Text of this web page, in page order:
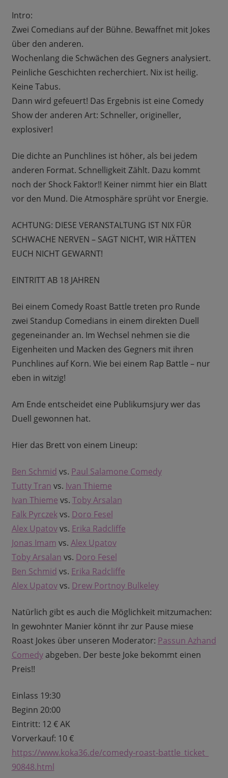
Intro:
Zwei Comedians auf der Bühne. Bewaffnet mit Jokes
über den anderen.
Wochenlang die Schwächen des Gegners analysiert.
Peinliche Geschichten recherchiert. Nix ist heilig.
Keine Tabus.
Dann wird gefeuert! Das Ergebnis ist eine Comedy
Show der anderen Art: Schneller, origineller,
explosiver!
Die dichte an Punchlines ist höher, als bei jedem
anderen Format. Schnelligkeit Zählt. Dazu kommt
noch der Shock Faktor!! Keiner nimmt hier ein Blatt
vor den Mund. Die Atmosphäre sprüht vor Energie.
ACHTUNG: DIESE VERANSTALTUNG IST NIX FÜR
SCHWACHE NERVEN – SAGT NICHT, WIR HÄTTEN
EUCH NICHT GEWARNT!
EINTRITT AB 18 JAHREN
Bei einem Comedy Roast Battle treten pro Runde
zwei Standup Comedians in einem direkten Duell
gegeneinander an. Im Wechsel nehmen sie die
Eigenheiten und Macken des Gegners mit ihren
Punchlines auf Korn. Wie bei einem Rap Battle – nur
eben in witzig!
Am Ende entscheidet eine Publikumsjury wer das
Duell gewonnen hat.
Hier das Brett von einem Lineup:
Ben Schmid vs. Paul Salamone Comedy
Tutty Tran vs. Ivan Thieme
Ivan Thieme vs. Toby Arsalan
Falk Pyrczekvs. Doro Fesel
Alex Upatovvs. Erika Radcliffe
Jonas Imam vs. Alex Upatov
Toby Arsalan vs. Doro Fesel
Ben Schmid vs. Erika Radcliffe
Alex Upatovvs. Drew Portnoy Bulkeley
Natürlich gibt es auch die Möglichkeit mitzumachen:
In gewohnter Manier könnt ihr zur Pause miese
Roast Jokes über unseren Moderator: Passun Azhand
Comedyabgeben. Der beste Joke bekommt einen
Preis!!
Einlass 19:30
Beginn 20:00
Eintritt: 12 € AK
Vorverkauf: 10 €
https://www.koka36.de/comedy-roast-battle_ticket_
90848.html